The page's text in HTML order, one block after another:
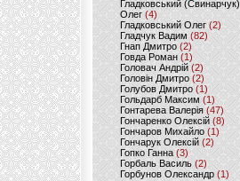
Гладковський (Свинарчук)
Олег (4)
Гладковський Олег (2)
Гладчук Вадим (82)
Гнап Дмитро (2)
Говда Роман(1)
Головач Андрій (2)
Головін Дмитро (2)
Голубов Дмитро (1)
Гольдарб Максим(1)
Гонтарева Валерія (47)
Гончаренко Олексій(8)
Гончаров Михайло (1)
Гончарук Олексій (2)
Гопко Ганна (3)
Горбаль Василь (2)
Горбунов Олександр (1)